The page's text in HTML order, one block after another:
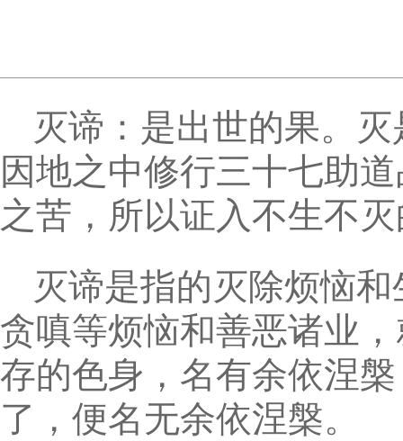
灭谛：是出世的果。
因地之中修行三十七助
之苦，所以证入不生不
灭谛是指的灭除烦恼
贪嗔等烦恼和善恶诸业
存的色身，名有余依涅
了，便名无余依涅槃。